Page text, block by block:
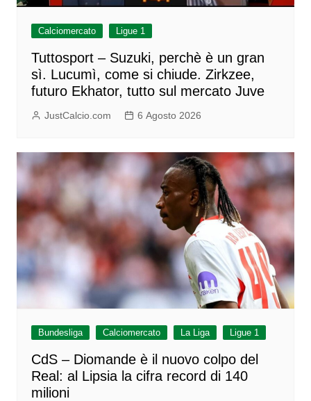
Calciomercato Ligue 1
Tuttosport – Suzuki, perchè è un gran
sì. Lucumì, come si chiude. Zirkzee,
futuro Ekhator, tutto sul mercato Juve
JustCalcio.com 6 Agosto 2026
Bundesliga Calciomercato La Liga Ligue 1
CdS – Diomande è il nuovo colpo del
Real: al Lipsia la cifra record di 140
milioni